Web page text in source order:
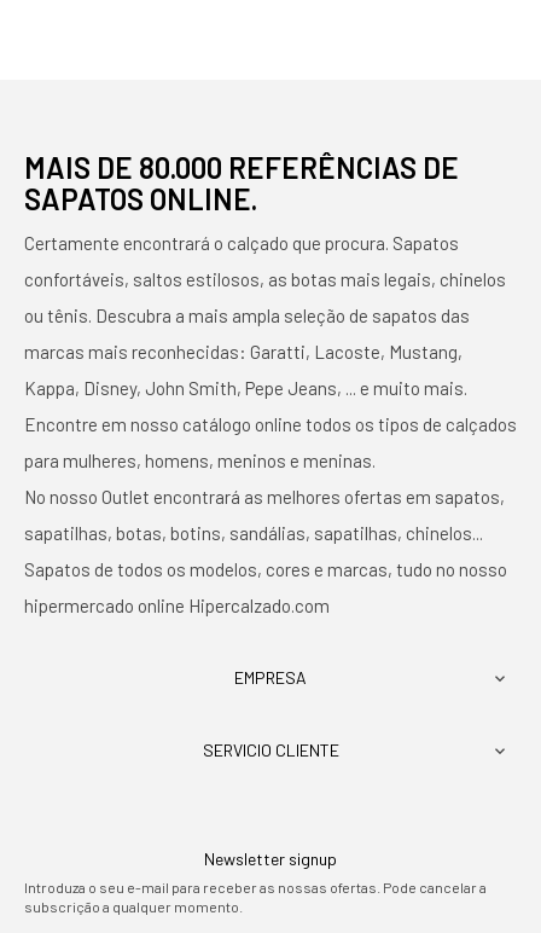
MAIS DE 80.000 REFERÊNCIAS DE
SAPATOS ONLINE.
Certamente encontrará o calçado que procura. Sapatos
confortáveis, saltos estilosos, as botas mais legais, chinelos
ou tênis. Descubra a mais ampla seleção de sapatos das
marcas mais reconhecidas: Garatti, Lacoste, Mustang,
Kappa, Disney, John Smith, Pepe Jeans, ... e muito mais.
Encontre em nosso catálogo online todos os tipos de calçados
para mulheres, homens, meninos e meninas.
No nosso Outlet encontrará as melhores ofertas em sapatos,
sapatilhas, botas, botins, sandálias, sapatilhas, chinelos...
Sapatos de todos os modelos, cores e marcas, tudo no nosso
hipermercado online Hipercalzado.com
EMPRESA 
SERVICIO CLIENTE 
Newsletter signup
Introduza o seu e-mail para receber as nossas ofertas. Pode cancelar a
subscrição a qualquer momento.